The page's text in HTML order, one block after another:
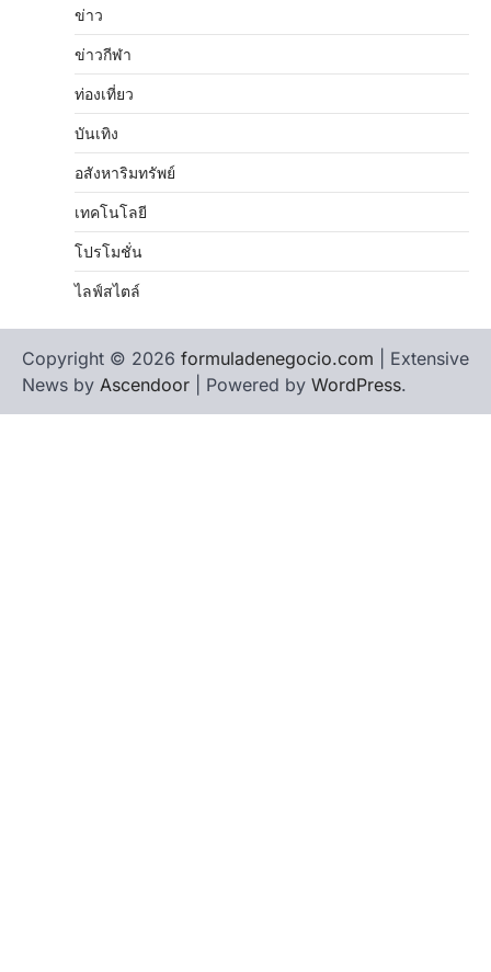
ข่าว
ข่าวกีฬา
ท่องเที่ยว
บันเทิง
อสังหาริมทรัพย์
เทคโนโลยี
โปรโมชั่น
ไลฟ์สไตล์
Copyright © 2026 formuladenegocio.com | Extensive
News by Ascendoor | Powered by WordPress.